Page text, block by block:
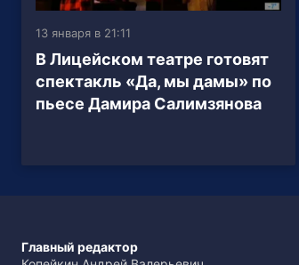
13 января в 21:11
В Лицейском театре готовят
спектакль «Да, мы дамы» по
пьесе Дамира Салимзянова
Главный редактор